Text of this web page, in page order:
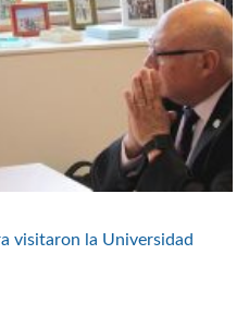
visitaron la Universidad